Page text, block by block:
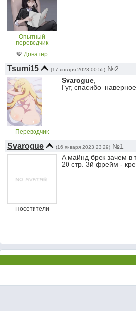
Опытный
переводчик
💚 Донатер
Tsumi15 (17 января 2023 00:55) №2
Переводчик
Svarogue
Гут, спасибо,
Svarogue (16 января 2023 23:29) №1
Посетители
А майнд брек зачем в
20 стр. 3й фрейм -